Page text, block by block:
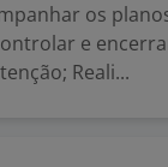
os
e
Reali...